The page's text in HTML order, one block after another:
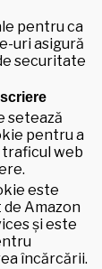
pentru ca
uri asigură
securitate
setează
pentru a
web
este
Amazon
și este
încărcării.